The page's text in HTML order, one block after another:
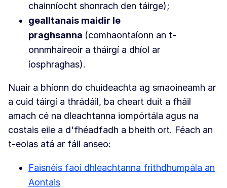
chainníocht shonrach den táirge);
gealltanais maidir le
praghsanna (comhaontaíonn an t-
onnmhaireoir a tháirgí a dhíol ar
íosphraghas).
Nuair a bhíonn do chuideachta ag smaoineamh ar
a cuid táirgí a thrádáil, ba cheart duit a fháil
amach cé na dleachtanna iompórtála agus na
costais eile a d'fhéadfadh a bheith ort. Féach an
t-eolas atá ar fáil anseo:
Faisnéis faoi dhleachtanna frithdhumpála an
Aontais